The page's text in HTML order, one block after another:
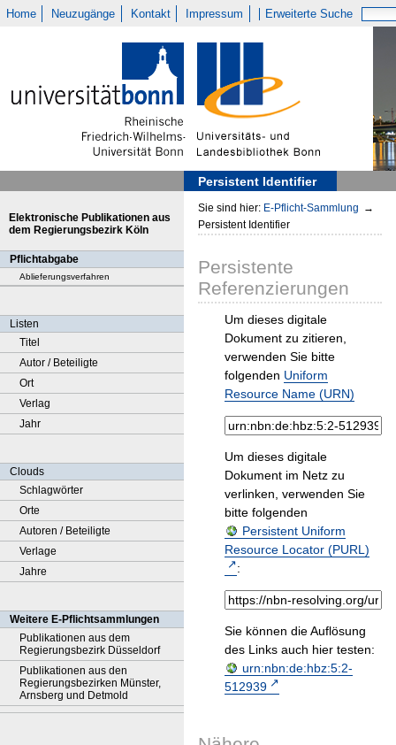
Home Neuzugänge Kontakt Impressum Erweiterte Suche
Persistent Identifier
Elektronische Publikationen aus
dem Regierungsbezirk Köln
Pflichtabgabe
Ablieferungsverfahren
Listen
Titel
Autor / Beteiligte
Ort
Verlag
Jahr
Clouds
Schlagwörter
Orte
Autoren / Beteiligte
Verlage
Jahre
Weitere E-Pflichtsammlungen
Publikationen aus dem
Regierungsbezirk Düsseldorf
Publikationen aus den
Regierungsbezirken Münster,
Arnsberg und Detmold
Sie sind hier: E-Pflicht-Sammlung →
Persistent Identifier
Persistente
Referenzierungen
Um dieses digitale
Dokument zu zitieren,
verwenden Sie bitte
folgenden Uniform
Resource Name (URN)
Um dieses digitale
Dokument im Netz zu
verlinken, verwenden Sie
bitte folgenden
Persistent Uniform
Resource Locator (PURL)
:
Sie können die Auflösung
des Links auch hier testen:
urn:nbn:de:hbz:5:2-
512939